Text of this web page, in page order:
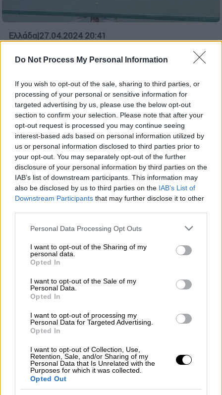
Do Not Process My Personal Information
If you wish to opt-out of the sale, sharing to third parties, or
processing of your personal or sensitive information for
targeted advertising by us, please use the below opt-out
section to confirm your selection. Please note that after your
opt-out request is processed you may continue seeing
interest-based ads based on personal information utilized by
us or personal information disclosed to third parties prior to
your opt-out. You may separately opt-out of the further
disclosure of your personal information by third parties on the
IAB’s list of downstream participants. This information may
also be disclosed by us to third parties on the IAB’s List of
Downstream Participants that may further disclose it to other
Please note that this website/app uses one or more Google
not limited to your visit or usage behaviour. You may click to
grant or deny consent to Google and its third-party tags to
use your data for below specified purposes in below Google
consent section.
Personal Data Processing Opt Outs
I want to opt-out of the Sharing of my
personal data.
Opted In
I want to opt-out of the Sale of my
Personal Data.
Opted In
I want to opt-out of processing my
Personal Data for Targeted Advertising.
Opted In
I want to opt-out of Collection, Use,
Retention, Sale, and/or Sharing of my
Personal Data that Is Unrelated with the
Purposes for which it was collected.
Opted Out
Ελλάδα|27.04.2024 20:41
απεξάρτησης στην Ιπποκράτειο
Η ανακοίνωση της ΕΛΑΣ
Θεοφάνεια στη λίμνη Μπελέτσι: Πλήθος
κόσμου βρέθηκε στην Πάρνηθα -
Εντυπωσιακά πλάνα από drone
Eντυπωσιακές εικόνες από τον καθιαγιασμό
των υδάτων σε λίμνη Μπελέτσι και στο
λιμάνι του Ωρωπού